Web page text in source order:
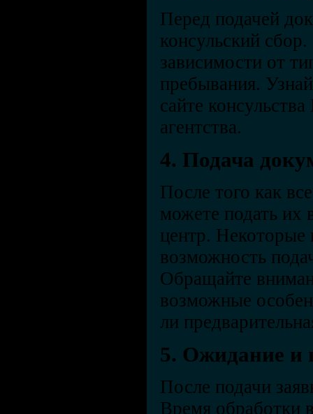
Перед подачей
консульский
зависимости от
пребывания.
сайте
агентства.
4. Подача
После того как
можете подать их
центр. Некоторые
возможность
Обращайте
возможные
ли
5. Ожидание и
После подачи
Время обработки